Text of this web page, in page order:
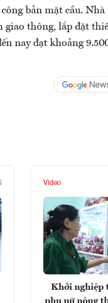
bản mặt cầu.
giao thông, lắp đặt
nay đạt khoảng
Video
Khởi nghiệp
phụ nữ nông